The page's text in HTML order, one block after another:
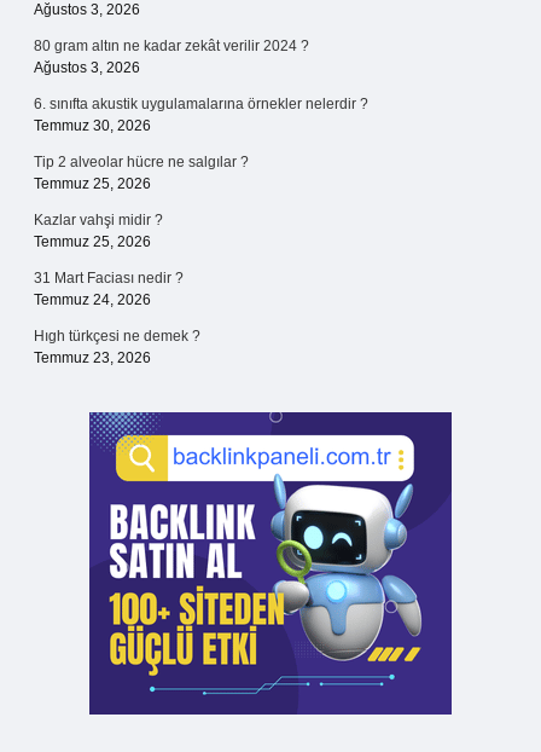
Ağustos 3, 2026
80 gram altın ne kadar zekât verilir 2024 ?
Ağustos 3, 2026
6. sınıfta akustik uygulamalarına örnekler nelerdir ?
Temmuz 30, 2026
Tip 2 alveolar hücre ne salgılar ?
Temmuz 25, 2026
Kazlar vahşi midir ?
Temmuz 25, 2026
31 Mart Faciası nedir ?
Temmuz 24, 2026
Hıgh türkçesi ne demek ?
Temmuz 23, 2026